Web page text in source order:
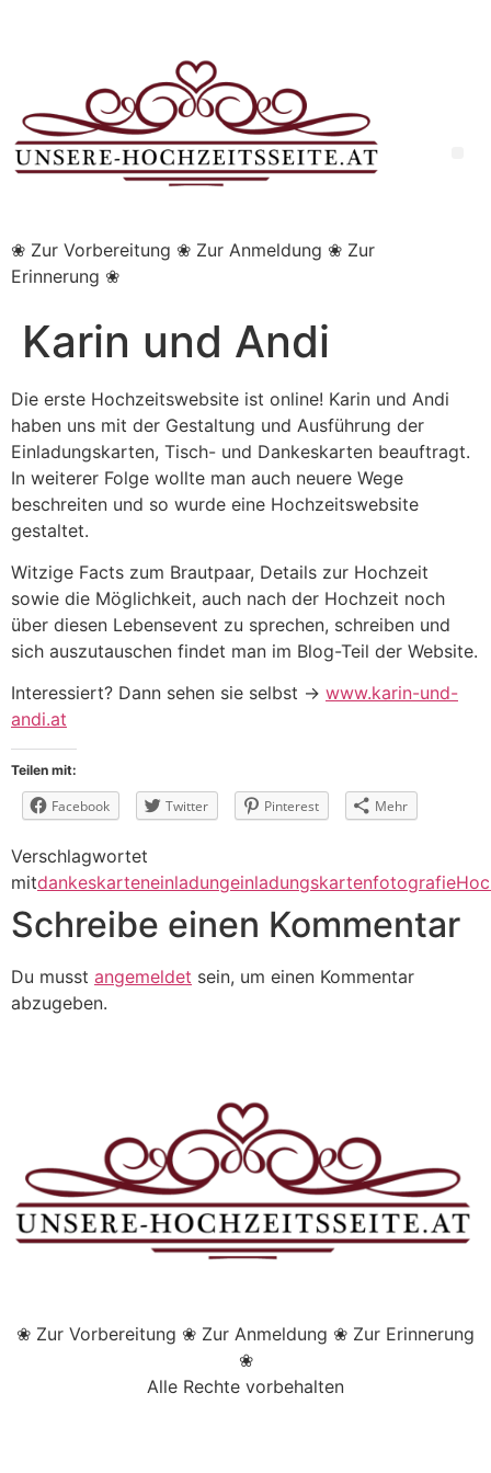
❀ Zur Vorbereitung ❀ Zur Anmeldung ❀ Zur
Erinnerung ❀
Karin und Andi
Die erste Hochzeitswebsite ist online! Karin und Andi
haben uns mit der Gestaltung und Ausführung der
Einladungskarten, Tisch- und Dankeskarten beauftragt.
In weiterer Folge wollte man auch neuere Wege
beschreiten und so wurde eine Hochzeitswebsite
gestaltet.
Witzige Facts zum Brautpaar, Details zur Hochzeit
sowie die Möglichkeit, auch nach der Hochzeit noch
über diesen Lebensevent zu sprechen, schreiben und
sich auszutauschen findet man im Blog-Teil der Website.
Interessiert? Dann sehen sie selbst -> www.karin-und-
andi.at
Teilen mit:
Facebook Twitter Pinterest Mehr
Verschlagwortet
mitdankeskarteneinladungeinladungskartenfotografie
Schreibe einen Kommentar
Du musst angemeldet sein, um einen Kommentar
abzugeben.
❀ Zur Vorbereitung ❀ Zur Anmeldung ❀ Zur Erinnerung
❀
Alle Rechte vorbehalten